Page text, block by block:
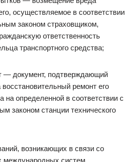
осуществляемое в соответствии
законом страховщиком,
ответственность
транспортного средства;
— документ, подтверждающий
ремонт его
на определенной в соответствии с
законом станции технического
возникающих в связи со
международных систем